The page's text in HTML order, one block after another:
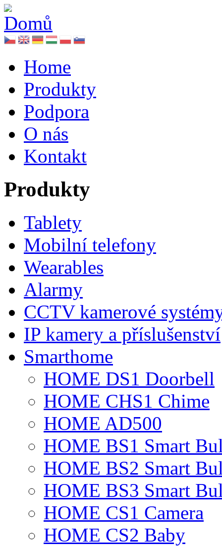
Home
Produkty
Podpora
O nás
Kontakt
Produkty
Tablety
Mobilní telefony
Wearables
Alarmy
CCTV kamerové
IP kamery a příslušenství
Smarthome
HOME DS1 Doorbell
HOME CHS1 Chime
HOME AD500
HOME BS1 Smart
HOME BS2 Smart
HOME BS3 Smart
HOME CS1 Camera
HOME CS2 Baby